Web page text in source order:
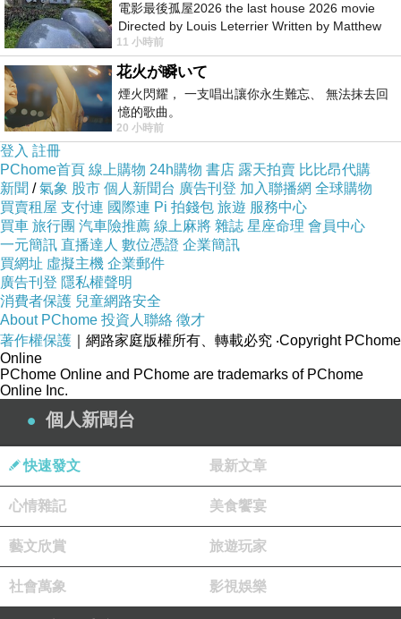
電影最後孤屋2026 the last house 2026 movie
Directed by Louis Leterrier Written by Matthew
Robinson Starring Greta Lee Wa
11 小時前
花火が瞬いて
煙火閃耀， 一支唱出讓你永生難忘、 無法抹去回
憶的歌曲。
20 小時前
登入 註冊
PChome首頁 線上購物 24h購物 書店 露天拍賣 比比昂代購
新聞 /氣象 股市 個人新聞台 廣告刊登 加入聯播網 全球購物
買賣租屋 支付連 國際連 Pi 拍錢包 旅遊 服務中心
買車 旅行團 汽車險推薦 線上麻將 雜誌 星座命理 會員中心
一元簡訊 直播達人 數位憑證 企業簡訊
買網址 虛擬主機 企業郵件
廣告刊登 隱私權聲明
消費者保護 兒童網路安全
About PChome 投資人聯絡 徵才
著作權保護 ｜網路家庭版權所有、轉載必究 ‧Copyright PChome
Online
PChome Online and PChome are trademarks of PChome
Online Inc.
個人新聞台
快速發文 最新文章
心情雜記 美食饗宴
藝文欣賞 旅遊玩家
社會萬象 影視娛樂